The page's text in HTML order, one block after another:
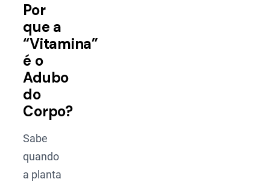
Por
que a
“Vitamina”
é o
Adubo
do
Corpo?
Sabe
quando
a planta